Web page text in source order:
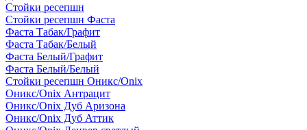
Стойки ресепшн
Стойки ресепшн Фаста
Фаста Табак/Графит
Фаста Табак/Белый
Фаста Белый/Графит
Фаста Белый/Белый
Стойки ресепшн Оникс/Onix
Оникс/Onix Антрацит
Оникс/Onix Дуб Аризона
Оникс/Onix Дуб Аттик